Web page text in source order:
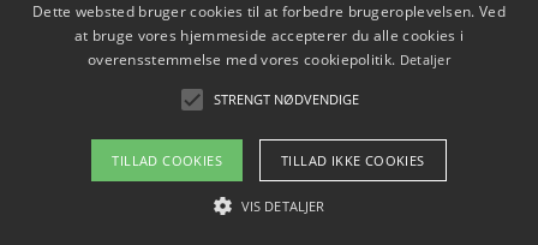
Hvor finder jeg nemme måltidskasser i Vejle
Om / kontakt
Blog Betingelser
Dette websted bruger cookies til at forbedre brugeroplevelsen. Ved
at bruge vores hjemmeside accepterer du alle cookies i
overensstemmelse med vores cookiepolitik. Detaljer
STRENGT NØDVENDIGE
TILLAD COOKIES TILLAD IKKE COOKIES
VIS DETALJER